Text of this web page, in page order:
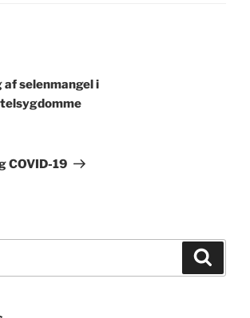
selenmangel i
COVID-19